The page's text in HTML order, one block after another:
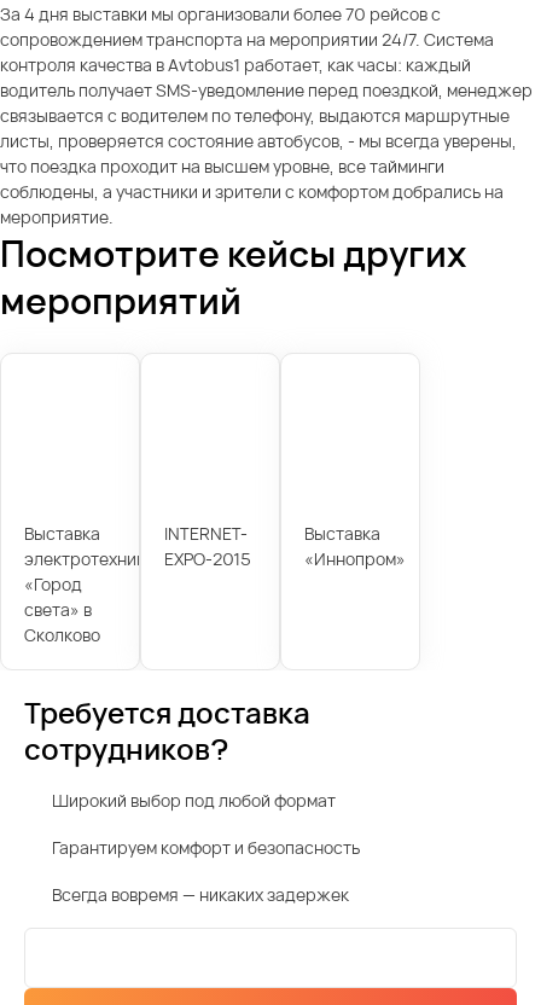
За 4 дня выставки мы организовали более 70 рейсов с
сопровождением транспорта на мероприятии 24/7. Система
контроля качества в Avtobus1 работает, как часы: каждый
водитель получает SMS-уведомление перед поездкой, менеджер
связывается с водителем по телефону, выдаются маршрутные
листы, проверяется состояние автобусов, - мы всегда уверены,
что поездка проходит на высшем уровне, все тайминги
соблюдены, а участники и зрители с комфортом добрались на
мероприятие.
Посмотрите кейсы других
мероприятий
Выставка
электротехники
«Город
света» в
Сколково
INTERNET-
EXPO-2015
Выставка
«Иннопром»
Требуется доставка
сотрудников?
Широкий выбор под любой формат
Гарантируем комфорт и безопасность
Всегда вовремя — никаких задержек